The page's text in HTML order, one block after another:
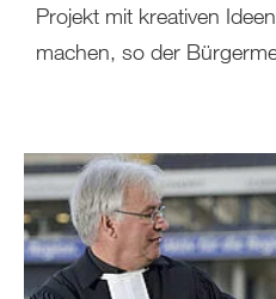
Projekt mit kreativen
machen, so der